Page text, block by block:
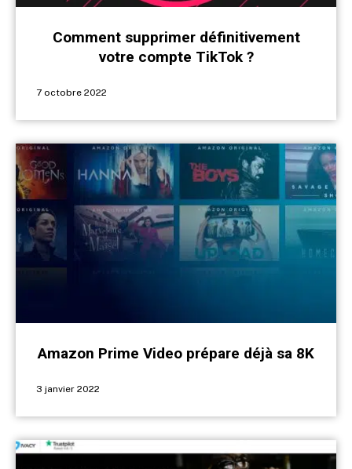
Comment supprimer définitivement
votre compte TikTok ?
7 octobre 2022
Amazon Prime Video prépare déjà sa 8K
3 janvier 2022